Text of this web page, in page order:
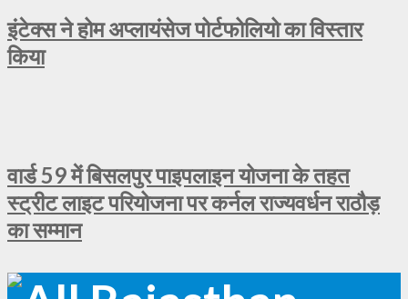
इंटेक्स ने होम अप्लायंसेज पोर्टफोलियो का विस्तार
किया
वार्ड 59 में बिसलपुर पाइपलाइन योजना के तहत
स्ट्रीट लाइट परियोजना पर कर्नल राज्यवर्धन राठौड़
का सम्मान